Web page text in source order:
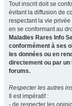
Tout inscrit doit se
évitant la diffusion de
respectant la vie
en se conformant au
Maladies Rares Info
conformément à ses
les données ou en
directement ou par
forums.
Respecter les autres
Il est impératif :
- de respecter les